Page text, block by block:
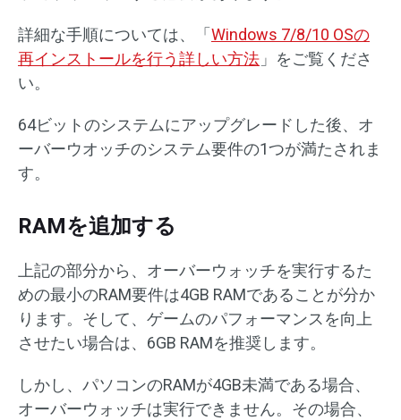
詳細な手順については、「 Windows 7/8/10 OSの
再インストールを行う詳しい方法 」をご覧くださ
い。
64ビットのシステムにアップグレードした後、オ
ーバーウオッチのシステム要件の1つが満たされま
す。
RAMを追加する
上記の部分から、オーバーウォッチを実行するた
めの最小のRAM要件は4GB RAMであることが分か
ります。そして、ゲームのパフォーマンスを向上
させたい場合は、6GB RAMを推奨します。
しかし、パソコンのRAMが4GB未満である場合、
オーバーウォッチは実行できません。その場合、